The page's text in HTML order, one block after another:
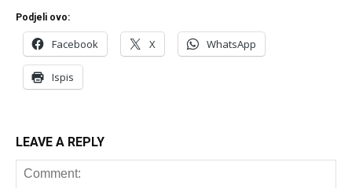
Podjeli ovo:
Facebook X WhatsApp
Ispis
LEAVE A REPLY